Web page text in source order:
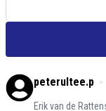
peterultee.p
Erik van de